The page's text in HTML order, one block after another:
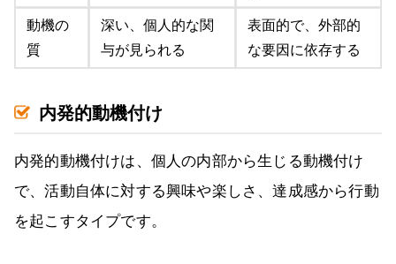
動機の
質
深い、個人的な関
与が見られる
表面的で、外部的
な要因に依存する
内発的動機付け
内発的動機付けは、個人の内部から生じる動機付け
で、活動自体に対する興味や楽しさ、達成感から行動
を起こすタイプです。